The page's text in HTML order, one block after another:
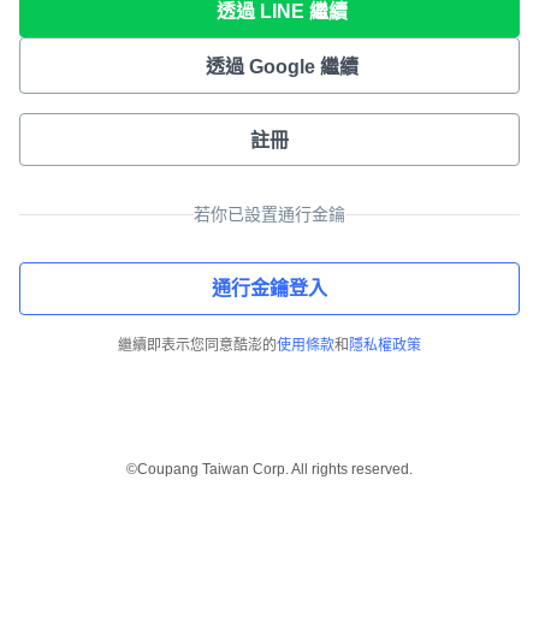
透過 LINE 繼續
透過 Google 繼續
註冊
若你已設置通行金鑰
通行金鑰登入
繼續即表示您同意酷澎的使用條款和 隱私權政策
©Coupang Taiwan Corp. All rights reserved.